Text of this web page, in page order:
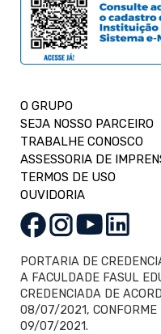
O GRUPO
SEJA NOSSO PARCEIRO
TRABALHE CONOSCO
ASSESSORIA DE
TERMOS DE USO
OUVIDORIA
PORTARIA DE
A FACULDADE FASUL
CREDENCIADA DE
08/07/2021, CONFORME
09/07/2021.